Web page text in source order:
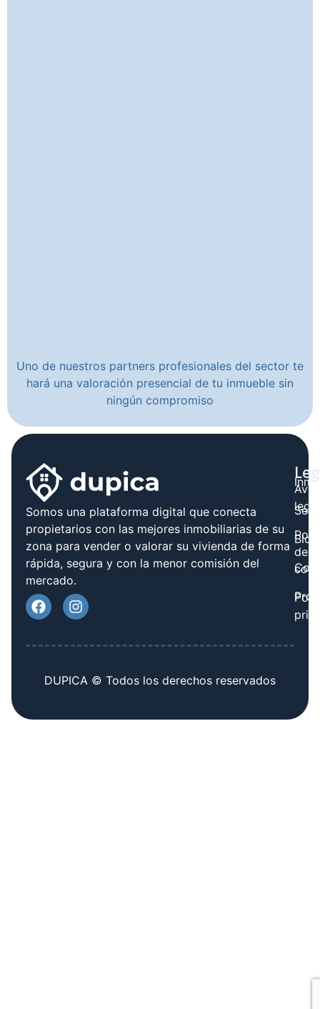
Uno de nuestros partners profesionales del sector te
hará una valoración presencial de tu inmueble sin
ningún compromiso
Somos una plataforma digital que conecta
propietarios con las mejores inmobiliarias de su
zona para vender o valorar su vivienda de forma
rápida, segura y con la menor comisión del
mercado.
Blog
legal
de
DUPICA © Todos los derechos reservados